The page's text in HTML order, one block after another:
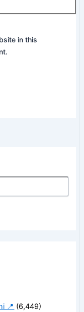
in this
📍 (6,449)